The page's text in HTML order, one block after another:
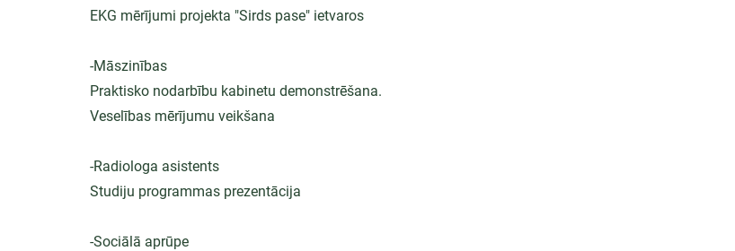
EKG mērījumi projekta "Sirds pase" ietvaros
-Māszinības
Praktisko nodarbību kabinetu demonstrēšana.
Veselības mērījumu veikšana
-Radiologa asistents
Studiju programmas prezentācija
-Sociālā aprūpe